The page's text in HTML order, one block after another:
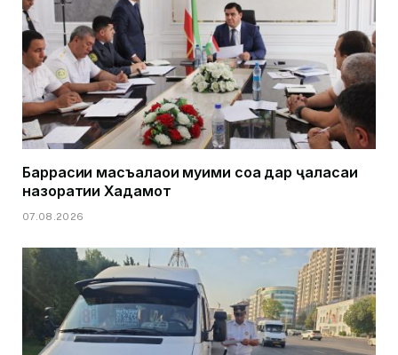
Баррасии масъалаҳои муҳими соҳа дар ҷаласаи
назоратии Хадамот
07.08.2026